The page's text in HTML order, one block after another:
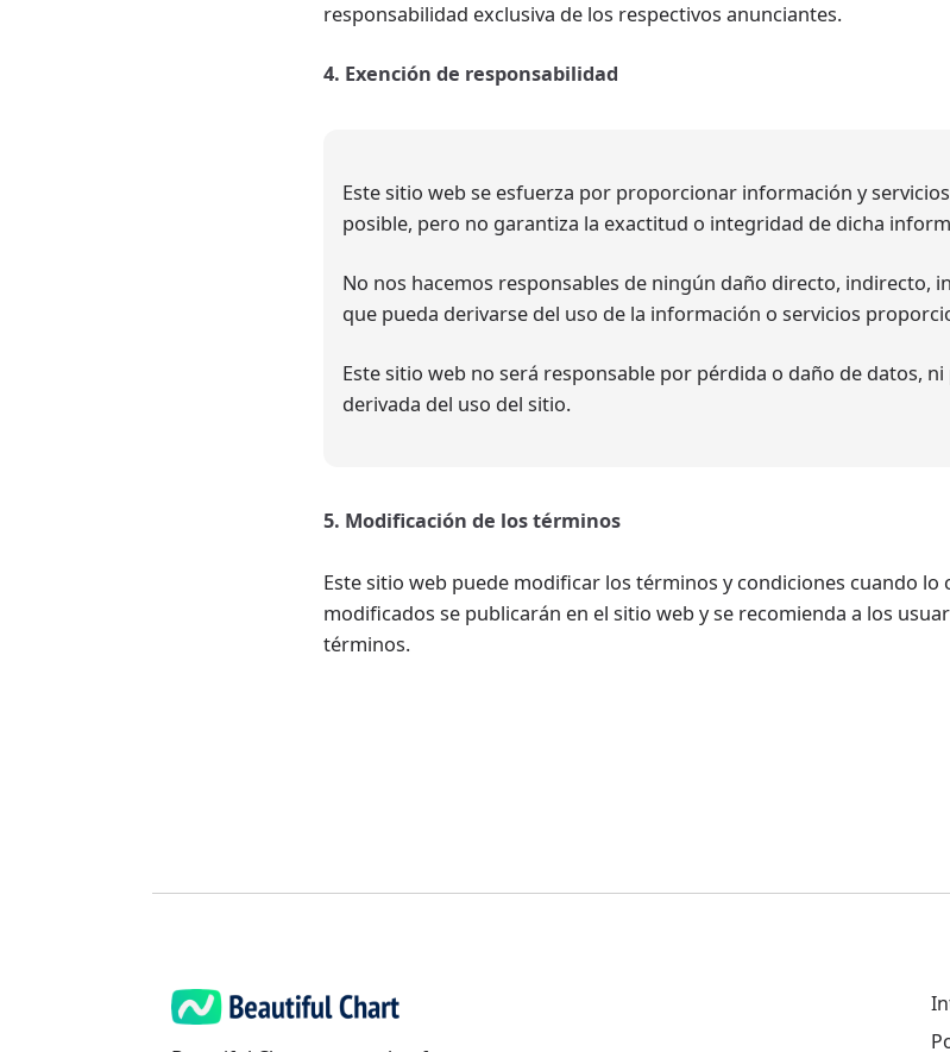
responsabilidad exclusiva de los respectivos anunciantes.
4. Exención de responsabilidad
Este sitio web se esfuerza por proporcionar información y
posible, pero no garantiza la exactitud o integridad de dicha
No nos hacemos responsables de ningún daño directo, indirecto,
que pueda derivarse del uso de la información o servicios
Este sitio web no será responsable por pérdida o daño de datos,
derivada del uso del sitio.
5. Modificación de los términos
Este sitio web puede modificar los términos y condiciones cuando lo
modificados se publicarán en el sitio web y se recomienda a los
términos.